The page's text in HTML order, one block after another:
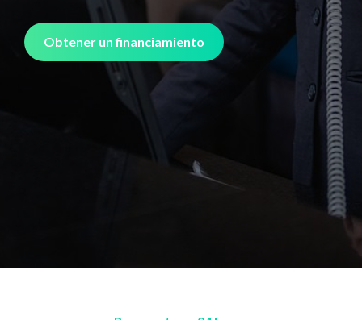
Obtener un financiamiento